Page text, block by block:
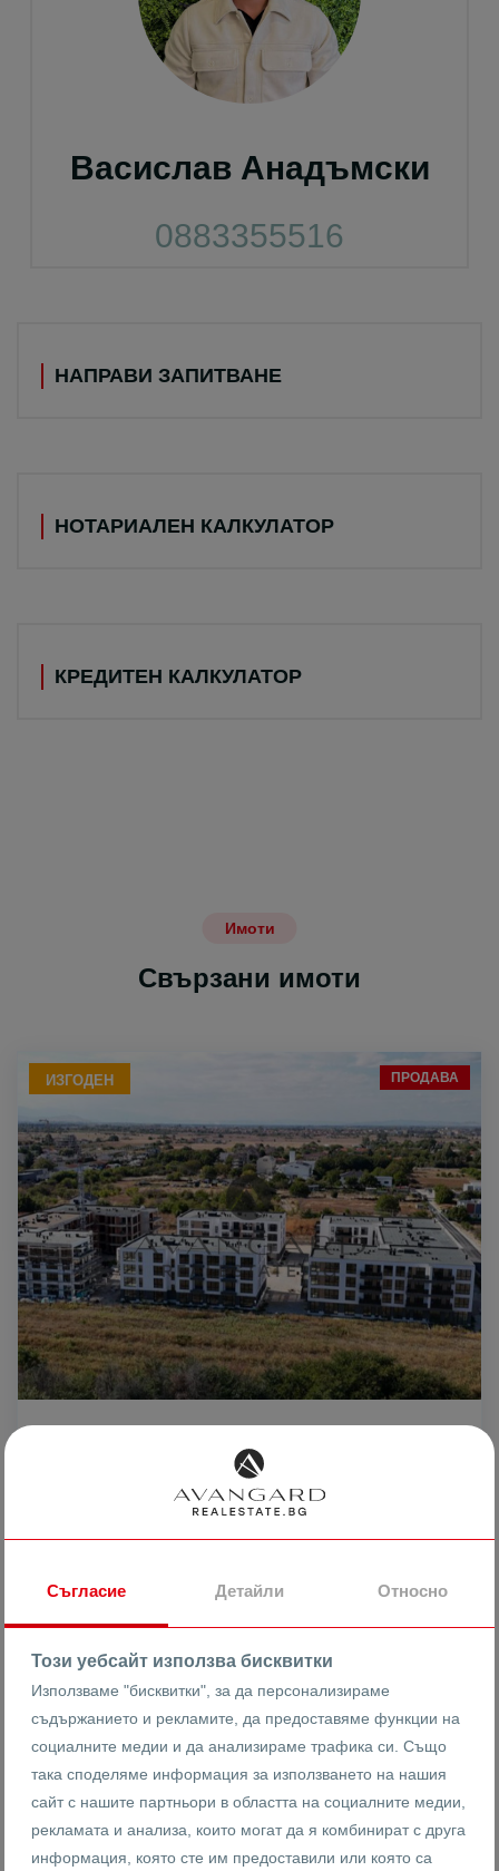
Васислав Анадъмски
0883355516
КРЕДИТЕН КАЛКУЛАТОР
НОТАРИАЛЕН КАЛКУЛАТОР
НАПРАВИ ЗАПИТВАНЕ
Имоти
Свързани имоти
ПРОДАВА
ИЗГОДЕН
ДВУСТАЕН в кв.ОСТРОМИЛА
гр. Пловдив Остромила
19193
Реф #
от 73 m
Ренета Арнаудова
Съгласие Детайли Относно
Този уебсайт използва бисквитки
Използваме "бисквитки", за да персонализираме
съдържанието и рекламите, да предоставяме функции на
социалните медии и да анализираме трафика си. Също
така споделяме информация за използването на нашия
сайт с нашите партньори в областта на социалните медии,
рекламата и анализа, които могат да я комбинират с друга
информация, която сте им предоставили или която са